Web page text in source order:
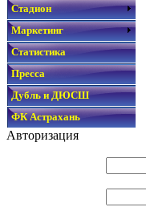
Стадион
Маркетинг
Статистика
Пресса
Дубль и ДЮСШ
ФК Астрахань
Авторизация